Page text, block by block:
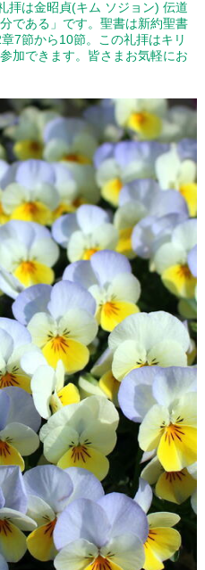
拝は金昭貞(キム ソジョン) 伝道
である」です。聖書は新約聖書
7節から10節。この礼拝はキリ
加できます。皆さまお気軽にお